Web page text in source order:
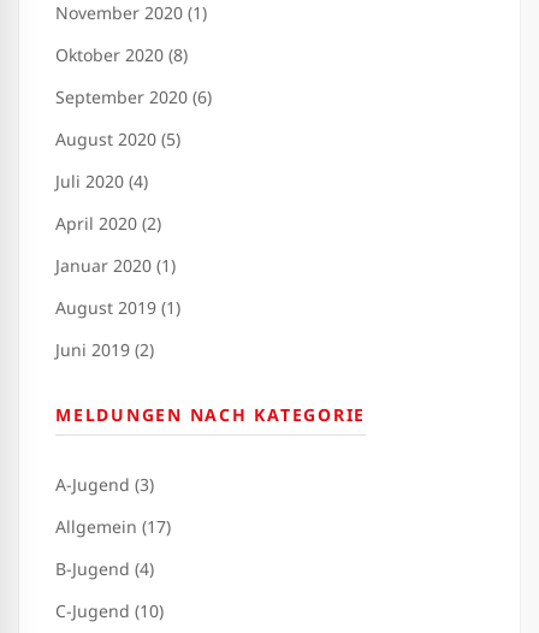
November 2020 (1)
Oktober 2020 (8)
September 2020 (6)
August 2020 (5)
Juli 2020 (4)
April 2020 (2)
Januar 2020 (1)
August 2019 (1)
Juni 2019 (2)
MELDUNGEN NACH KATEGORIE
A-Jugend (3)
Allgemein (17)
B-Jugend (4)
C-Jugend (10)